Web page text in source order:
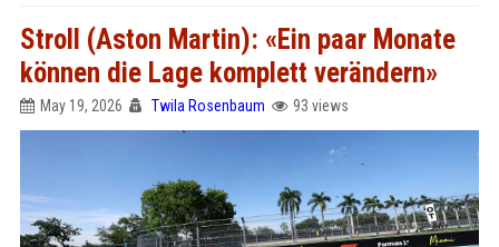
Stroll (Aston Martin): «Ein paar Monate
können die Lage komplett verändern»
May 19, 2026 Twila Rosenbaum 93 views